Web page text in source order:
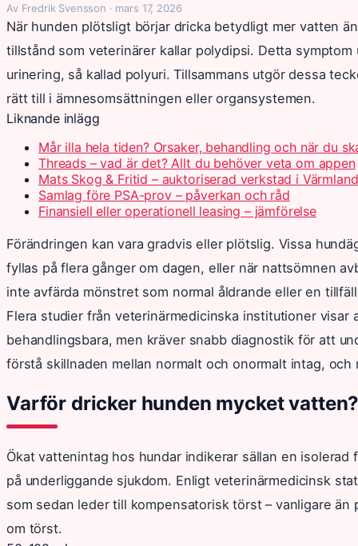
Av Fredrik Svensson · mars 17, 2026
När hunden plötsligt börjar dricka betydligt mer vatten
tillstånd som veterinärer kallar polydipsi. Detta
urinering, så kallad polyuri. Tillsammans utgör dessa
rätt till i ämnesomsättningen eller organsystemen.
Liknande inlägg
Mår illa hela tiden? Orsaker, behandling och när du
Threads – vad är det? Allt du behöver veta om appen
Mats Skog & Fritid – auktoriserad verkstad i Värmland
Samlag före PSA-prov – påverkan och råd
Finansiell eller operationell leasing – jämförelse
Förändringen kan vara gradvis eller plötslig. Vissa
fyllas på flera gånger om dagen, eller när nattsömnen
inte avfärda mönstret som normal åldrande eller en
Flera studier från veterinärmedicinska institutioner
behandlingsbara, men kräver snabb diagnostik för att
förstå skillnaden mellan normalt och onormalt intag,
Varför dricker hunden mycket
Ökat vattenintag hos hundar indikerar sällan en
på underliggande sjukdom. Enligt veterinärmedicinsk
som sedan leder till kompensatorisk törst – vanligare
om törst.